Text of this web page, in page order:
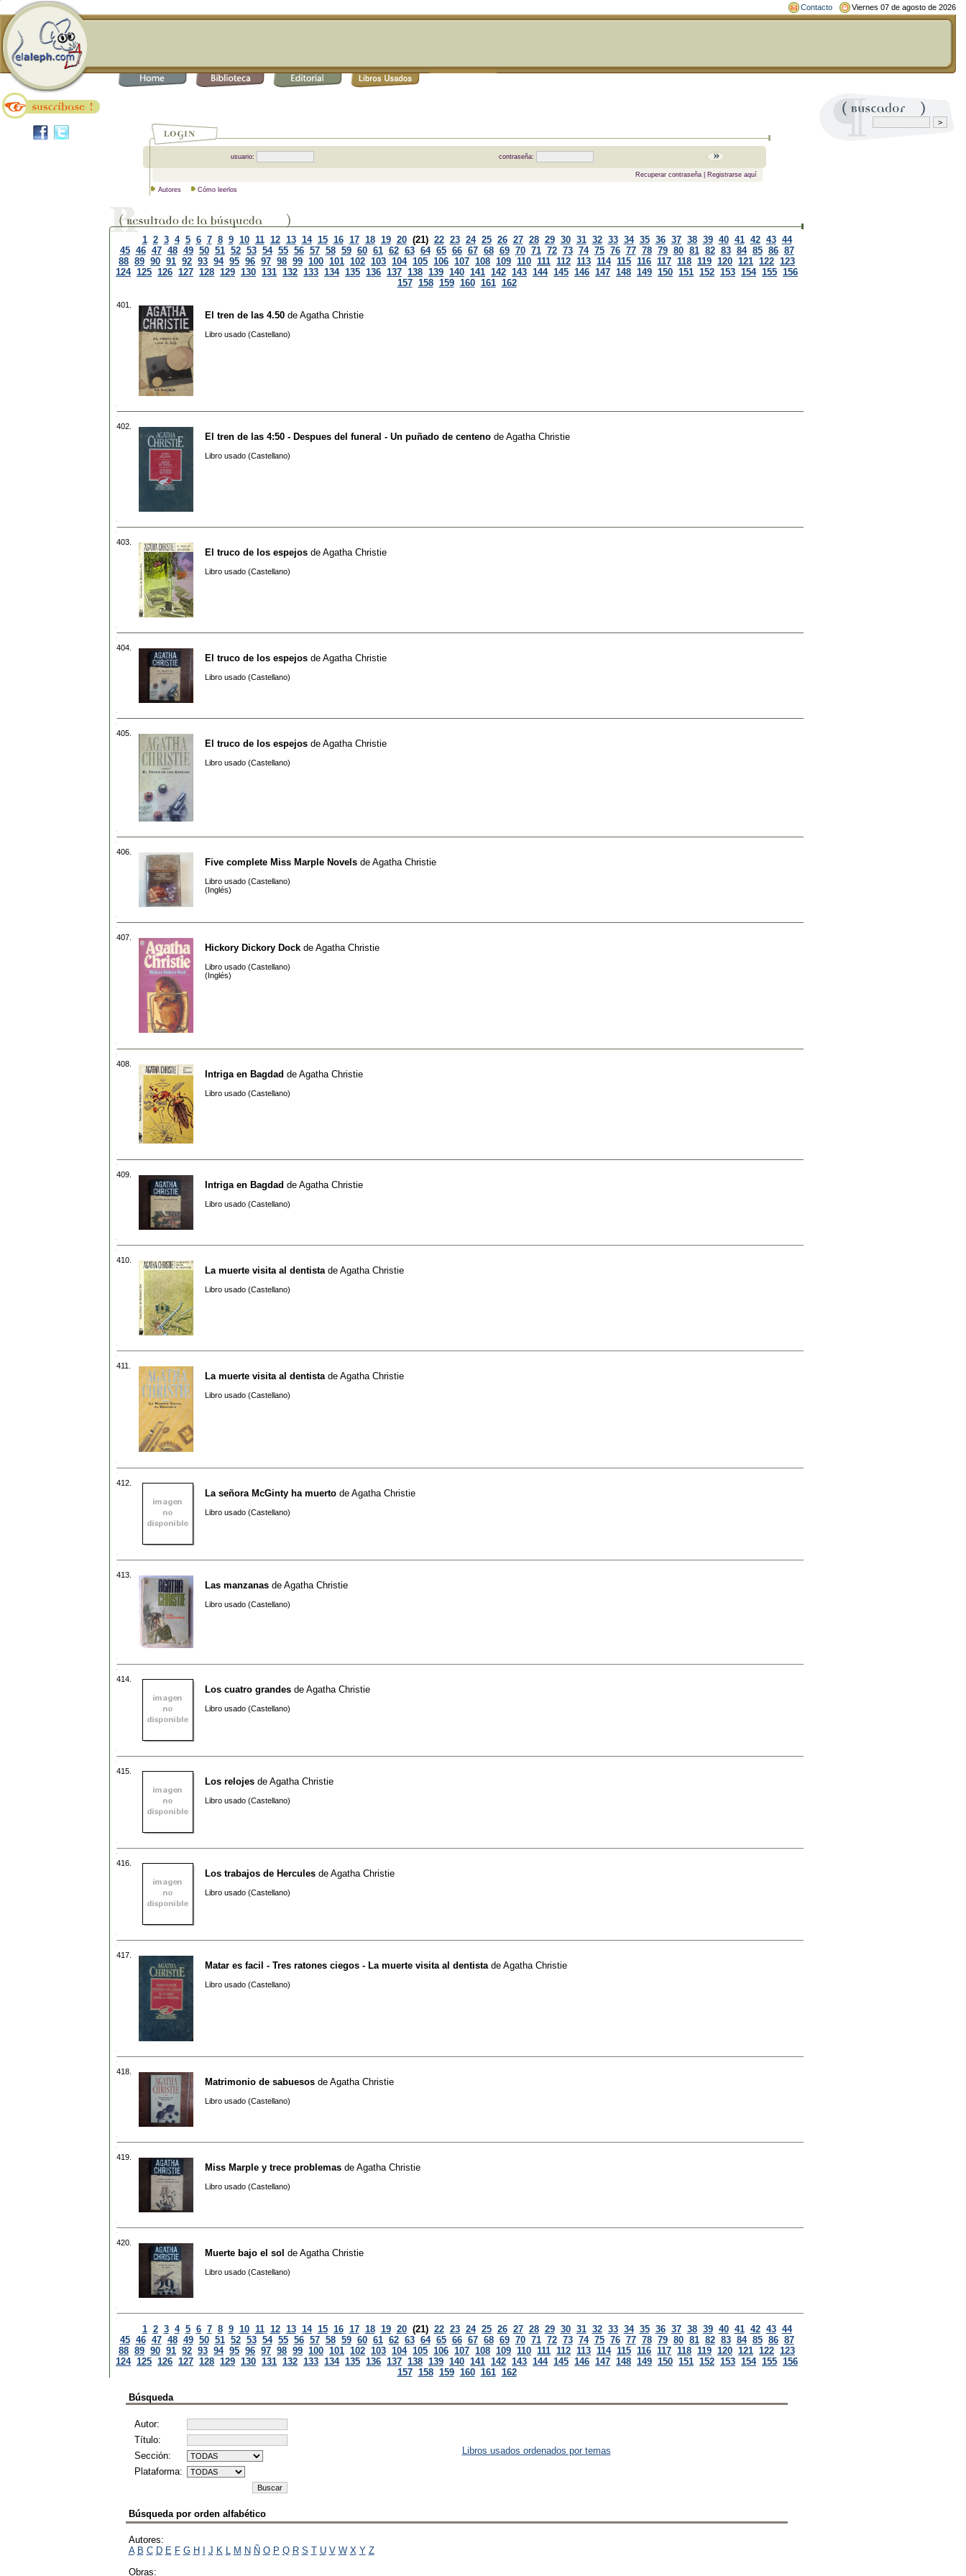
Contacto Viernes 07 de agosto de 2026
usuario: contraseña:
Recuperar contraseña| Registrarse aquí
Autores Cómo leerlos
1 2 3 4 5 6 7 8 9 10 11 12 13 14 15 16 17 18 19 20 (21) 22 23 24 25 26 27 28 29 30 31 32 33 34 35 36 37 38 39 40 41 42 43 44
45 46 47 48 49 50 51 52 53 54 55 56 57 58 59 60 61 62 63 64 65 66 67 68 69 70 71 72 73 74 75 76 77 78 79 80 81 82 83 84 85 86 87
88 89 90 91 92 93 94 95 96 97 98 99 100 101 102 103 104 105 106 107 108 109 110 111 112 113 114 115 116 117 118 119 120 121 122 123
124 125 126 127 128 129 130 131 132 133 134 135 136 137 138 139 140 141 142 143 144 145 146 147 148 149 150 151 152 153 154 155 156
157 158 159 160 161 162
401.
El tren de las 4.50 de Agatha Christie
Libro usado (Castellano)
402.
El tren de las 4:50 - Despues del funeral - Un puñado de centeno de Agatha Christie
Libro usado (Castellano)
403.
El truco de los espejos de Agatha Christie
Libro usado (Castellano)
404.
El truco de los espejos de Agatha Christie
Libro usado (Castellano)
405.
El truco de los espejos de Agatha Christie
Libro usado (Castellano)
406.
Five complete Miss Marple Novels de Agatha Christie
Libro usado (Castellano)
(Inglés)
407.
Hickory Dickory Dock de Agatha Christie
Libro usado (Castellano)
(Inglés)
408.
Intriga en Bagdad de Agatha Christie
Libro usado (Castellano)
409.
Intriga en Bagdad de Agatha Christie
Libro usado (Castellano)
410.
La muerte visita al dentista de Agatha Christie
Libro usado (Castellano)
411.
La muerte visita al dentista de Agatha Christie
Libro usado (Castellano)
412.
La señora McGinty ha muerto de Agatha Christie
Libro usado (Castellano)
413.
Las manzanas de Agatha Christie
Libro usado (Castellano)
414.
Los cuatro grandes de Agatha Christie
Libro usado (Castellano)
415.
Los relojes de Agatha Christie
Libro usado (Castellano)
416.
Los trabajos de Hercules de Agatha Christie
Libro usado (Castellano)
417.
Matar es facil - Tres ratones ciegos - La muerte visita al dentista de Agatha Christie
Libro usado (Castellano)
418.
Matrimonio de sabuesos de Agatha Christie
Libro usado (Castellano)
419.
Miss Marple y trece problemas de Agatha Christie
Libro usado (Castellano)
420.
Muerte bajo el sol de Agatha Christie
Libro usado (Castellano)
1 2 3 4 5 6 7 8 9 10 11 12 13 14 15 16 17 18 19 20 (21) 22 23 24 25 26 27 28 29 30 31 32 33 34 35 36 37 38 39 40 41 42 43 44
45 46 47 48 49 50 51 52 53 54 55 56 57 58 59 60 61 62 63 64 65 66 67 68 69 70 71 72 73 74 75 76 77 78 79 80 81 82 83 84 85 86 87
88 89 90 91 92 93 94 95 96 97 98 99 100 101 102 103 104 105 106 107 108 109 110 111 112 113 114 115 116 117 118 119 120 121 122 123
124 125 126 127 128 129 130 131 132 133 134 135 136 137 138 139 140 141 142 143 144 145 146 147 148 149 150 151 152 153 154 155 156
157 158 159 160 161 162
Búsqueda
Autor:
Título:
Sección:
Plataforma:
Libros usados ordenados por temas
Búsqueda por orden alfabético
Autores:
A B C D E F G H I J K L M N Ñ O P Q R S T U V W X Y Z
Obras: